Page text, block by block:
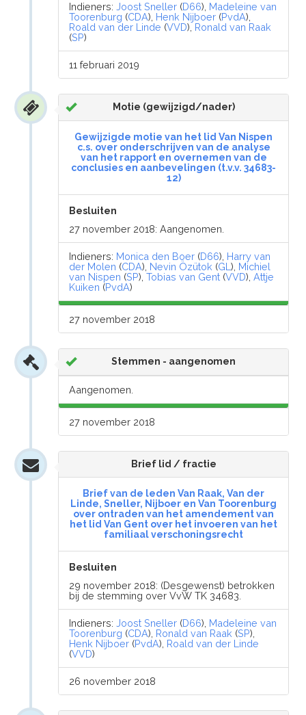
Indieners:Joost Sneller (D66), Madeleine van
Toorenburg (CDA), Henk Nijboer (PvdA),
Roald van der Linde (VVD), Ronald van Raak
(SP)
11 februari 2019
Motie (gewijzigd/nader)
Gewijzigde motie van het lid Van Nispen
c.s. over onderschrijven van de analyse
van het rapport en overnemen van de
conclusies en aanbevelingen (t.v.v. 34683-
12)
Besluiten
27 november 2018: Aangenomen.
Indieners: Monica den Boer (D66), Harry van
der Molen (CDA), Nevin Özütok (GL), Michiel
van Nispen (SP),Tobias van Gent (VVD),Attje
Kuiken (PvdA)
27 november 2018
Stemmen - aangenomen
Aangenomen.
27 november 2018
Brief lid / fractie
Brief van de leden Van Raak, Van der
Linde, Sneller, Nijboer en Van Toorenburg
over ontraden van het amendement van
het lid Van Gent over het invoeren van het
familiaal verschoningsrecht
Besluiten
29 november 2018: (Desgewenst) betrokken
bij de stemming over VvW TK 34683.
Indieners:Joost Sneller (D66), Madeleine van
Toorenburg (CDA), Ronald van Raak (SP),
Henk Nijboer (PvdA), Roald van der Linde
(VVD)
26 november 2018